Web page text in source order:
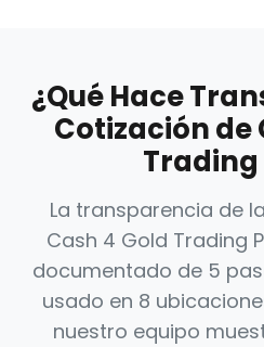
¿Qué Hace
Cotización de
Trading
La transparencia de
Cash 4 Gold Trading
documentado de 5
usado en 8
nuestro equipo